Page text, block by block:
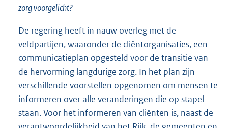
zorg voorgelicht?
De regering heeft in nauw overleg met de
veldpartijen, waaronder de cliëntorganisaties, een
communicatieplan opgesteld voor de transitie van
de hervorming langdurige zorg. In het plan zijn
verschillende voorstellen opgenomen om mensen te
informeren over alle veranderingen die op stapel
staan. Voor het informeren van cliënten is, naast de